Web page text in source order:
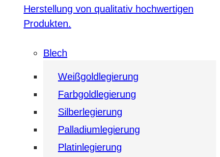
Herstellung von qualitativ hochwertigen
Produkten.
Blech
Weißgoldlegierung
Farbgoldlegierung
Silberlegierung
Palladiumlegierung
Platinlegierung